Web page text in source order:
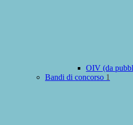
OIV (da
Bandi di concorso 1